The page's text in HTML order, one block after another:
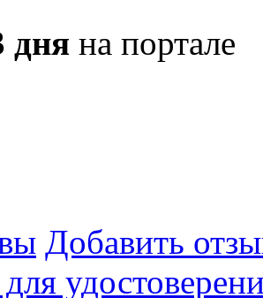
дня на портале
Добавить